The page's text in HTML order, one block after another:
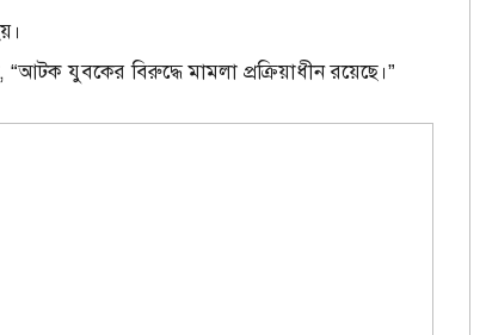
যুবকের বিরুদ্ধে মামলা প্রক্রিয়াধীন রয়েছে।”